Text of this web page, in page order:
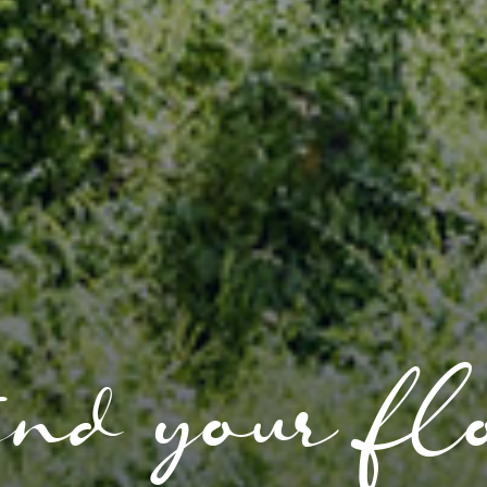
your